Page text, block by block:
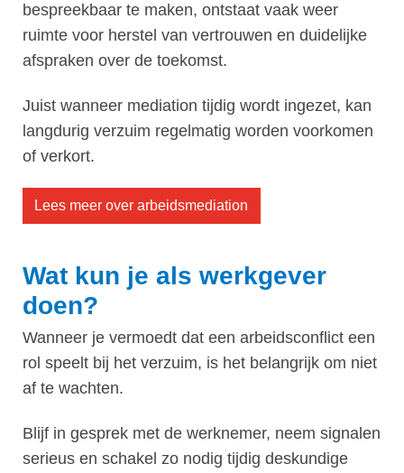
bespreekbaar te maken, ontstaat vaak weer
ruimte voor herstel van vertrouwen en duidelijke
afspraken over de toekomst.
Juist wanneer mediation tijdig wordt ingezet, kan
langdurig verzuim regelmatig worden voorkomen
of verkort.
Lees meer over arbeidsmediation
Wat kun je als werkgever
doen?
Wanneer je vermoedt dat een arbeidsconflict een
rol speelt bij het verzuim, is het belangrijk om niet
af te wachten.
Blijf in gesprek met de werknemer, neem signalen
serieus en schakel zo nodig tijdig deskundige